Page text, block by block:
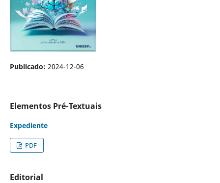
Publicado: 2024-12-06
Elementos Pré-Textuais
Expediente
PDF
Editorial